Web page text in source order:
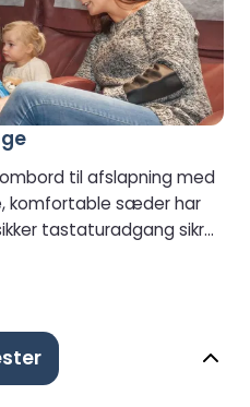
til afslapning med
komfortable sæder har
tastaturadgang sikrer